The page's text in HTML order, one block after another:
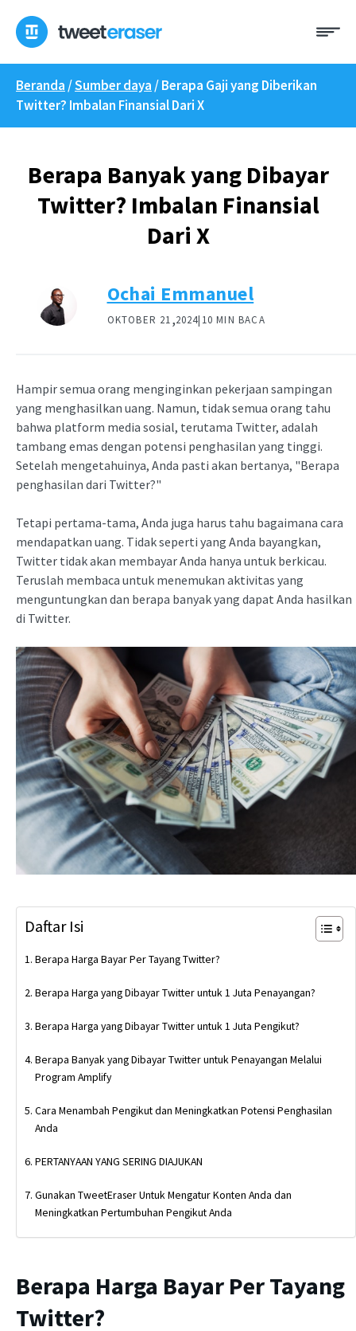
konten
Beranda /Sumber daya /Berapa Gaji yang Diberikan
Twitter? Imbalan Finansial Dari X
Berapa Banyak yang Dibayar
Twitter? Imbalan Finansial
Dari X
Ochai Emmanuel
OKTOBER 21,2024| 10 MIN BACA
Hampir semua orang menginginkan pekerjaan sampingan
yang menghasilkan uang. Namun, tidak semua orang tahu
bahwa platform media sosial, terutama Twitter, adalah
tambang emas dengan potensi penghasilan yang tinggi.
Setelah mengetahuinya, Anda pasti akan bertanya, "Berapa
penghasilan dari Twitter?"
Tetapi pertama-tama, Anda juga harus tahu bagaimana cara
mendapatkan uang. Tidak seperti yang Anda bayangkan,
Twitter tidak akan membayar Anda hanya untuk berkicau.
Teruslah membaca untuk menemukan aktivitas yang
menguntungkan dan berapa banyak yang dapat Anda hasilkan
di Twitter.
Daftar Isi
Berapa Harga Bayar Per Tayang Twitter?
Berapa Harga yang Dibayar Twitter untuk 1 Juta Penayangan?
Berapa Harga yang Dibayar Twitter untuk 1 Juta Pengikut?
Berapa Banyak yang Dibayar Twitter untuk Penayangan Melalui
Program Amplify
Cara Menambah Pengikut dan Meningkatkan Potensi Penghasilan
Anda
PERTANYAAN YANG SERING DIAJUKAN
Gunakan TweetEraser Untuk Mengatur Konten Anda dan
Meningkatkan Pertumbuhan Pengikut Anda
Berapa Harga Bayar Per Tayang
Twitter?